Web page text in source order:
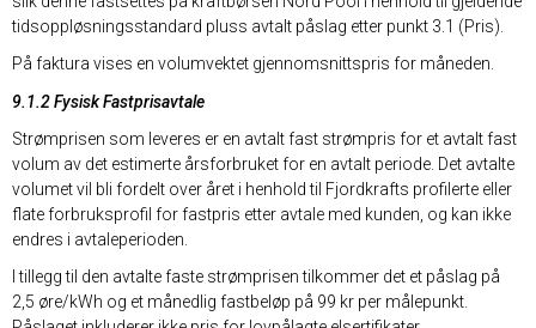
tidsoppløsningsstandard pluss avtalt påslag etter punkt 3.1 (Pris).
På faktura vises en volumvektet gjennomsnittspris for måneden.
9.1.2 Fysisk Fastprisavtale
Strømprisen som leveres er en avtalt fast strømpris for et avtalt fast
volum av det estimerte årsforbruket for en avtalt periode. Det avtalte
volumet vil bli fordelt over året i henhold til Fjordkrafts profilerte eller
flate forbruksprofil for fastpris etter avtale med kunden, og kan ikke
endres i avtaleperioden.
I tillegg til den avtalte faste strømprisen tilkommer det et påslag på
2,5 øre/kWh og et månedlig fastbeløp på 99 kr per målepunkt.